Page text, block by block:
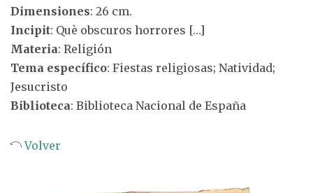
Dimensiones: 26 cm.
Incipit: Què obscuros horrores […]
Materia: Religión
Tema específico: Fiestas religiosas; Natividad;
Jesucristo
Biblioteca: Biblioteca Nacional de España
Volver